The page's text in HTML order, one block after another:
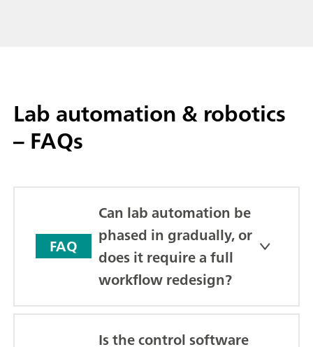
Lab automation & robotics
– FAQs
FAQ
Can lab automation be
phased in gradually, or
does it require a full
workflow redesign?
Is the control software